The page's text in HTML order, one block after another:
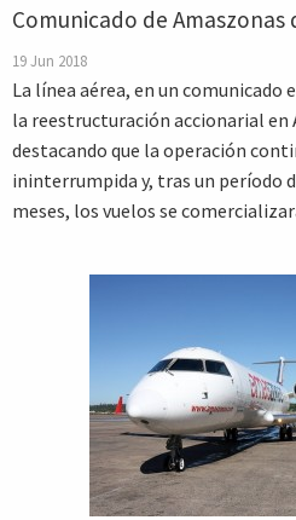
Comunicado de Amaszonas
19 Jun 2018
La línea aérea, en un
la reestructuración accionarial en
destacando que la operación
ininterrumpida y, tras un período
meses, los vuelos se